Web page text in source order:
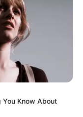
You Know About